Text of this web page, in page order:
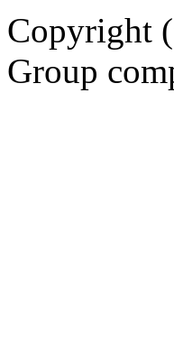
Copyright
Group